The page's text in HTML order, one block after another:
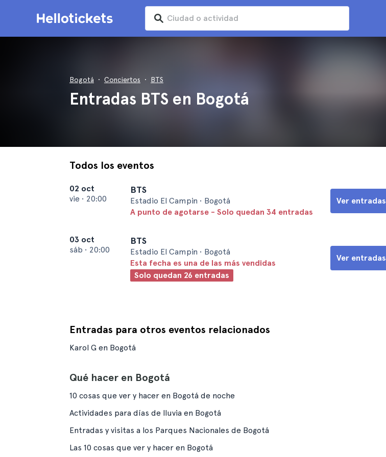
Bogotá Conciertos BTS
Entradas BTS en Bogotá
Todos los eventos
02 oct
vie • 20:00
BTS
Estadio El Campin • Bogotá
A punto de agotarse - Solo quedan 34 entradas
Ver entradas
03 oct
sáb • 20:00
BTS
Estadio El Campin • Bogotá
Esta fecha es una de las más vendidas
Solo quedan 26 entradas
Ver entradas
Entradas para otros eventos relacionados
Karol G en Bogotá
Qué hacer en Bogotá
10 cosas que ver y hacer en Bogotá de noche
Actividades para días de lluvia en Bogotá
Entradas y visitas a los Parques Nacionales de Bogotá
Las 10 cosas que ver y hacer en Bogotá